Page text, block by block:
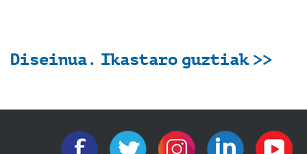
Diseinua. Ikastaro guztiak >>